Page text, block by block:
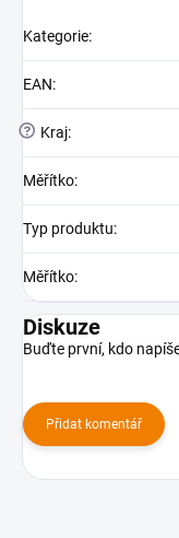
Kategorie:
EAN:
? Kraj:
Měřítko:
Typ produktu:
Měřítko:
Diskuze
Buďte první, kdo
Přidat komentář